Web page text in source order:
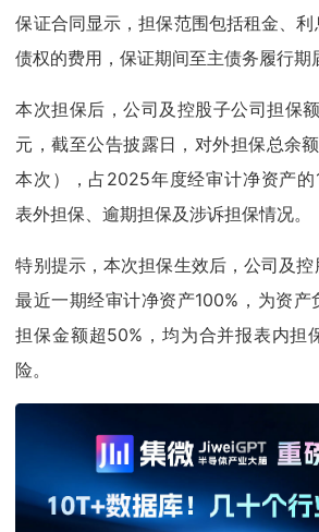
保证合同显示，担保范围包括租金、
债权的费用，保证期间至主债务履行期
本次担保后，公司及控股子公司担保
元，截至公告披露日，对外担保总余
本次），占2025年度经审计净资产的
表外担保、逾期担保及涉诉担保情况。
特别提示，本次担保生效后，公司及
最近一期经审计净资产100%，为资产
担保金额超50%，均为合并报表内担
险。